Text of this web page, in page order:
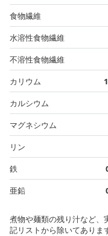
食物繊維
水溶性食物繊維
不溶性食物繊維
カリウム
カルシウム
マグネシウム
リン
鉄
亜鉛
煮物や麺類の残り汁など、
記リストから除いてありま